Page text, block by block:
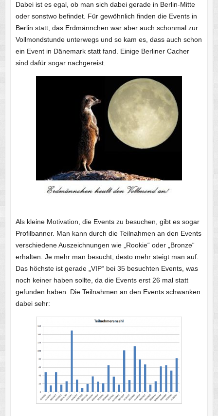
Dabei ist es egal, ob man sich dabei gerade in Berlin-Mitte
oder sonstwo befindet. Für gewöhnlich finden die Events in
Berlin statt, das Erdmännchen war aber auch schonmal zur
Vollmondstunde unterwegs und so kam es, dass auch schon
ein Event in Dänemark statt fand. Einige Berliner Cacher
sind dafür sogar nachgereist.
Als kleine Motivation, die Events zu besuchen, gibt es sogar
Profilbanner. Man kann durch die Teilnahmen an den Events
verschiedene Auszeichnungen wie „Rookie“ oder „Bronze“
erhalten. Je mehr man besucht, desto mehr steigt man auf.
Das höchste ist gerade „VIP“ bei 35 besuchten Events, was
noch keiner haben sollte, da die Events erst 26 mal statt
gefunden haben. Die Teilnahmen an den Events schwanken
dabei sehr: